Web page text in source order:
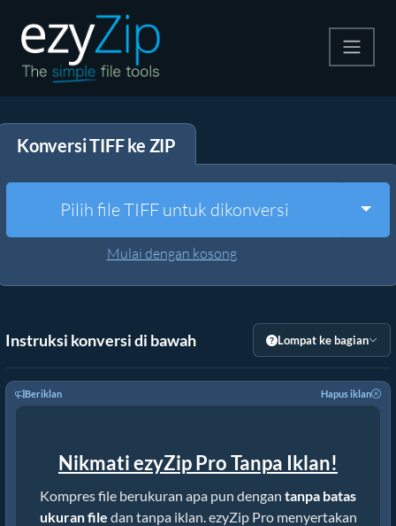
Ekstrak
Alat Lainnya
Konversi TIFF ke ZIP
Pilih file TIFF untuk dikonversi
Mulai dengan kosong
Instruksi konversi di bawah Lompat ke bagian
Beriklan Hapus iklan
Nikmati ezyZip Pro Tanpa Iklan!
Kompres file berukuran apa pun dengan tanpa batas
ukuran file dan tanpa iklan. ezyZip Pro menyertakan